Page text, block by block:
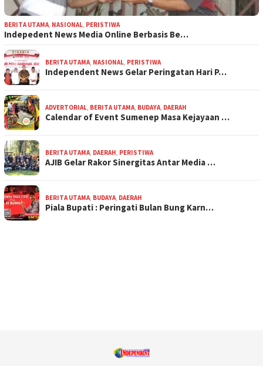
BERITA UTAMA, NASIONAL, PERISTIWA
Indepedent News Media Online Berbasis Be…
BERITA UTAMA, NASIONAL, PERISTIWA
Independent News Gelar Peringatan Hari P…
ADVERTORIAL, BERITA UTAMA, BUDAYA, DAERAH
Calendar of Event Sumenep Masa Kejayaan …
BERITA UTAMA, DAERAH, PERISTIWA
AJIB Gelar Rakor Sinergitas Antar Media …
BERITA UTAMA, BUDAYA, DAERAH
Piala Bupati : Peringati Bulan Bung Karn…